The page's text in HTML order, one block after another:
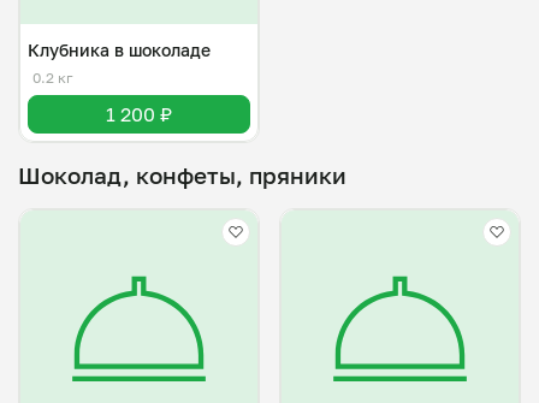
Клубника в шоколаде
0.2 кг
1 200 ₽
Шоколад, конфеты, пряники